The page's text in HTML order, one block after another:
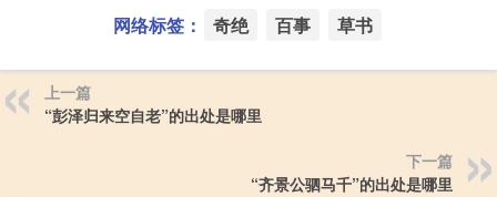
网络标签： 奇绝 百事 草书
上一篇
“彭泽归来空自老”的出处是哪里
下一篇
“齐景公驷马千”的出处是哪里